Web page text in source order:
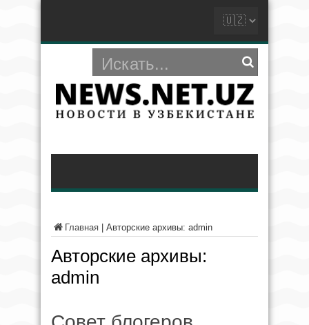
Главная Авторские архивы: admin
Авторские архивы:
admin